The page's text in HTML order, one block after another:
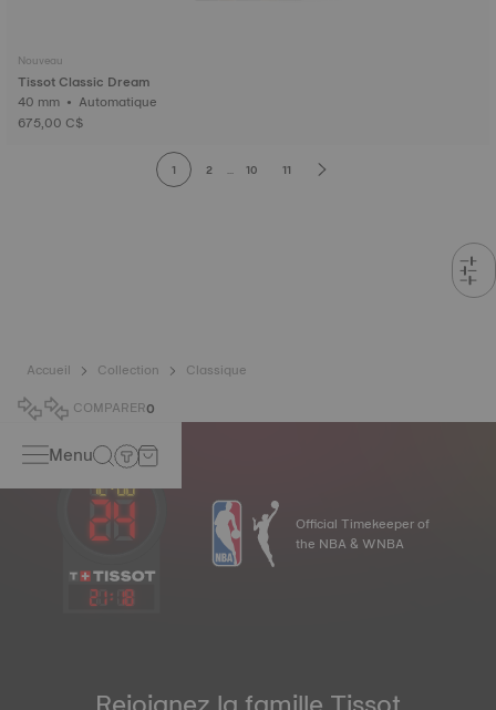
Nouveau
Tissot Classic Dream
40 mm • Automatique
675,00 C$
1 2 ... 10 11
Accueil Collection
Classique
COMPARER0
Menu
21: 18
Official Timekeeper of
the NBA & WNBA